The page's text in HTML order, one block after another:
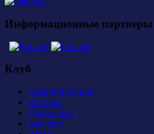
Информационные партнеры
Клуб
Администрация
История
Документы
Закупки